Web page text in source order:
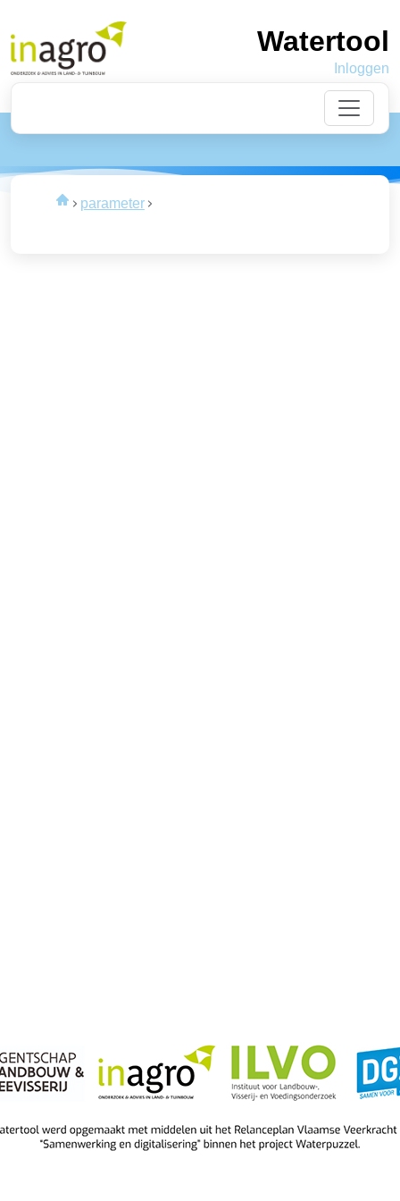
Watertool
Inloggen
Ladenvan de data
parameter